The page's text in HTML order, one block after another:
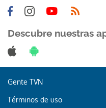
Descubre nuestras
Gente TVN
Términos de uso